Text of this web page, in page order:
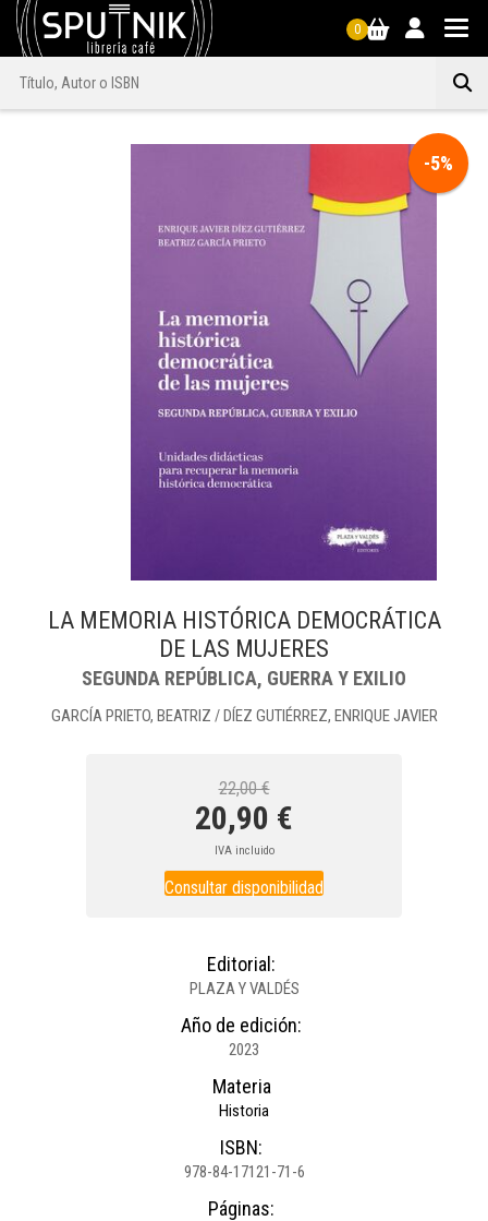
0
-5%
LA MEMORIA HISTÓRICA DEMOCRÁTICA
DE LAS MUJERES
SEGUNDA REPÚBLICA, GUERRA Y EXILIO
GARCÍA PRIETO, BEATRIZ /DÍEZ GUTIÉRREZ, ENRIQUE JAVIER
22,00 €
20,90 €
IVA incluido
Consultar disponibilidad
Editorial:
PLAZA Y VALDÉS
Año de edición:
2023
Materia
Historia
ISBN:
978-84-17121-71-6
Páginas: